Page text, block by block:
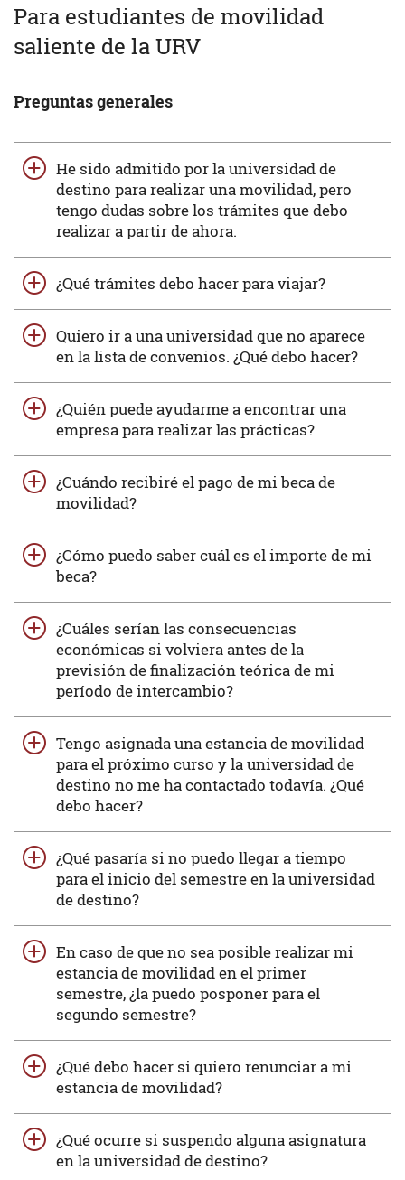
Para estudiantes de movilidad
saliente de la URV
Preguntas generales
He sido admitido por la universidad de
destino para realizar una movilidad, pero
tengo dudas sobre los trámites que debo
realizar a partir de ahora.
¿Qué trámites debo hacer para viajar?
Quiero ir a una universidad que no aparece
en la lista de convenios. ¿Qué debo hacer?
¿Quién puede ayudarme a encontrar una
empresa para realizar las prácticas?
¿Cuándo recibiré el pago de mi beca de
movilidad?
¿Cómo puedo saber cuál es el importe de mi
beca?
¿Cuáles serían las consecuencias
económicas si volviera antes de la
previsión de finalización teórica de mi
período de intercambio?
Tengo asignada una estancia de movilidad
para el próximo curso y la universidad de
destino no me ha contactado todavía. ¿Qué
debo hacer?
¿Qué pasaría si no puedo llegar a tiempo
para el inicio del semestre en la universidad
de destino?
En caso de que no sea posible realizar mi
estancia de movilidad en el primer
semestre, ¿la puedo posponer para el
segundo semestre?
¿Qué debo hacer si quiero renunciar a mi
estancia de movilidad?
¿Qué ocurre si suspendo alguna asignatura
en la universidad de destino?